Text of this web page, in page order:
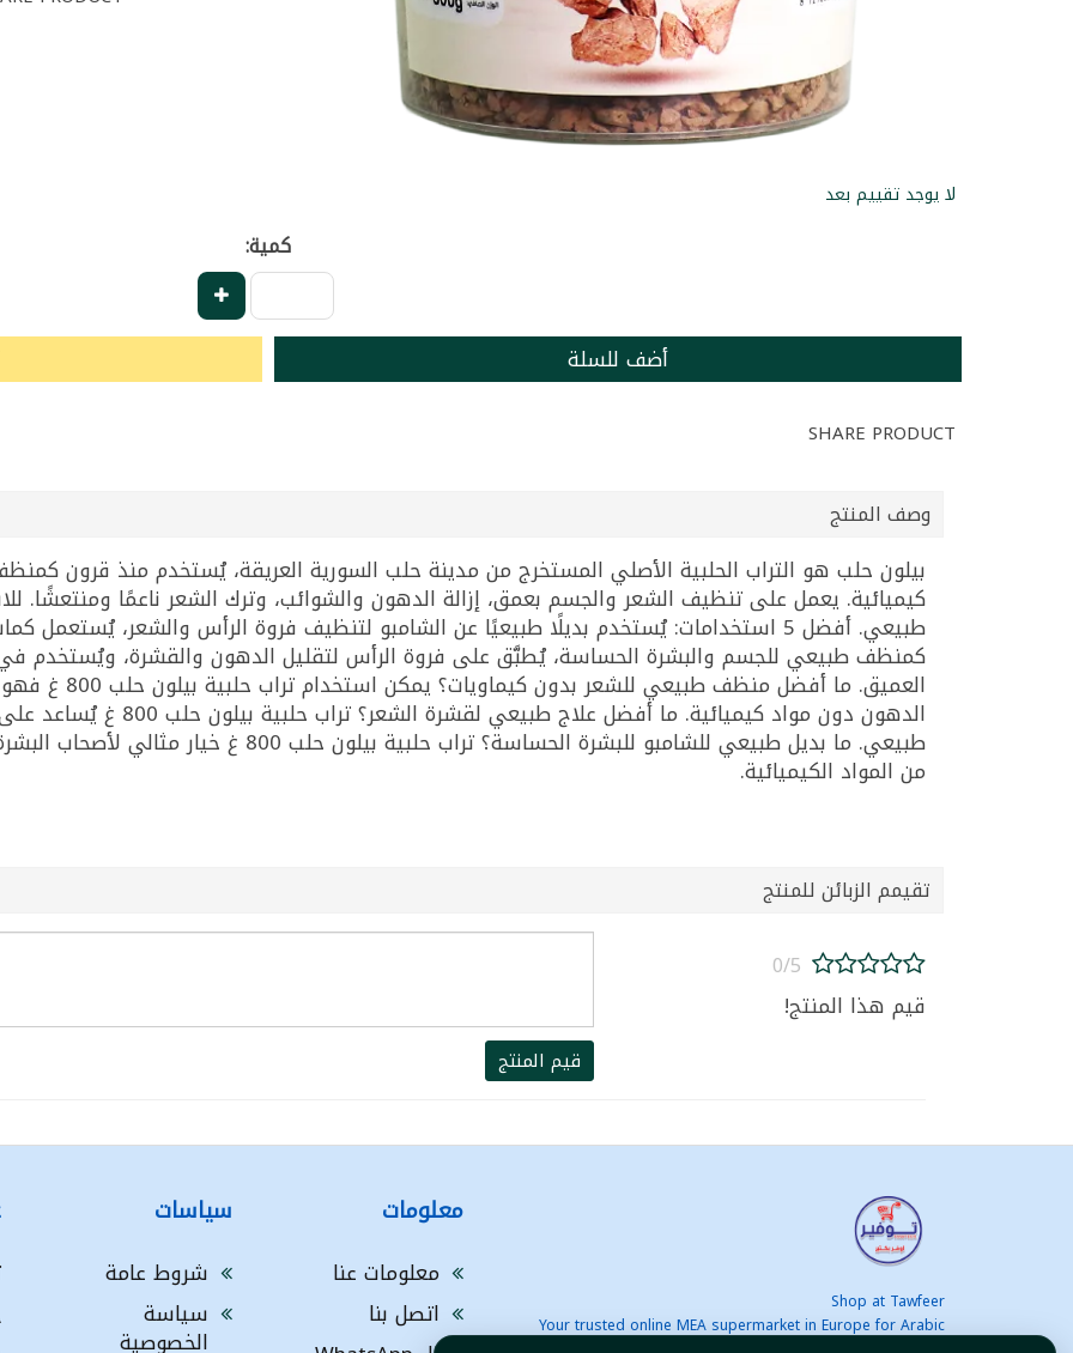
لا يوجد تقييم بعد
كمية:
أضف للسلة
SHARE PRODUCT
وصف المنتج
بيلون حلب هو التراب الحلبية الأصلي المستخرج من مدينة حلب السورية العريقة، يُستخدم منذ قرون
كيميائية. يعمل على تنظيف الشعر والجسم بعمق، إزالة الدهون والشوائب، وترك الشعر ناعمًا ومنتعشًا.
طبيعي. أفضل 5 استخدامات: يُستخدم بديلًا طبيعيًا عن الشامبو لتنظيف فروة الرأس والشعر،
كمنظف طبيعي للجسم والبشرة الحساسة، يُطبَّق على فروة الرأس لتقليل الدهون والقشرة، ويُستخدم في
الدهون دون مواد كيميائية.
طبيعي. ما بديل طبيعي للشامبو للبشرة الحساسة؟ تراب
من المواد الكيميائية.
تقيمم الزبائن للمنتج
0/5
قيم هذا المنتج!
قيم المنتج
Shop at Tawfeer
Your trusted online MEA supermarket in Europe for Arabic
معلومات
معلومات عنا
اتصل بنا
سياسات
شروط عامة
سياسة
الخصوصية